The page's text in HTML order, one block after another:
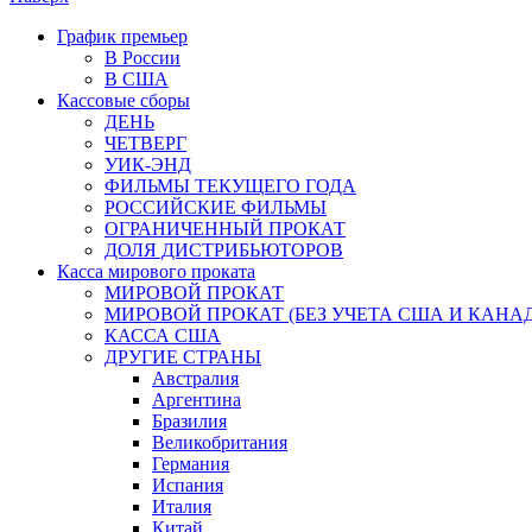
График премьер
В России
В США
Кассовые сборы
ДЕНЬ
ЧЕТВЕРГ
УИК-ЭНД
ФИЛЬМЫ ТЕКУЩЕГО ГОДА
РОССИЙСКИЕ ФИЛЬМЫ
ОГРАНИЧЕННЫЙ ПРОКАТ
ДОЛЯ ДИСТРИБЬЮТОРОВ
Касса мирового проката
МИРОВОЙ ПРОКАТ
МИРОВОЙ ПРОКАТ (БЕЗ УЧЕТА США И
КАССА США
ДРУГИЕ СТРАНЫ
Австралия
Аргентина
Бразилия
Великобритания
Германия
Испания
Италия
Китай